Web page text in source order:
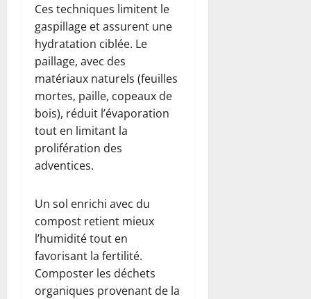
Ces techniques limitent le
gaspillage et assurent une
hydratation ciblée. Le
paillage, avec des
matériaux naturels (feuilles
mortes, paille, copeaux de
bois), réduit l’évaporation
tout en limitant la
prolifération des
adventices.
Un sol enrichi avec du
compost retient mieux
l’humidité tout en
favorisant la fertilité.
Composter les déchets
organiques provenant de la